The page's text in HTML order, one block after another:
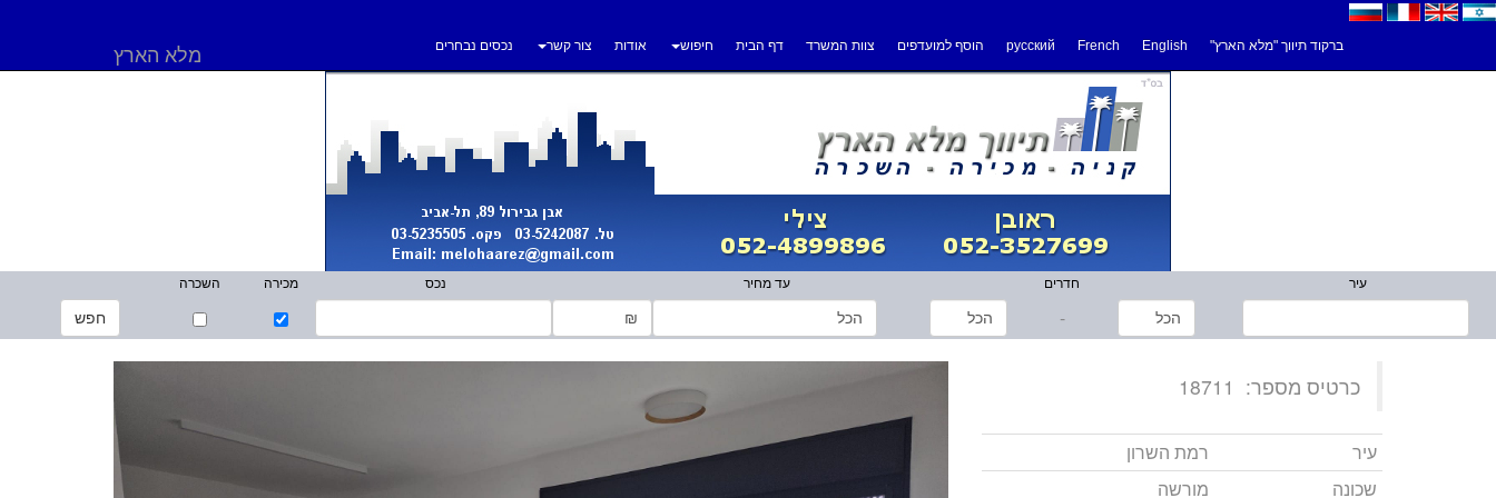
מלא הארץ נכסים נבחרים צור קשר אודות חיפוש דף הבית צוות המשרד הוסף למועדפים русский French English ברקוד תיווך "מלא הארץ"
עיר חדרים עד מחיר נכס מכירה השכרה
-
כרטיס מספר: 18711
עיר
רמת השרון
שכונה
מורשה